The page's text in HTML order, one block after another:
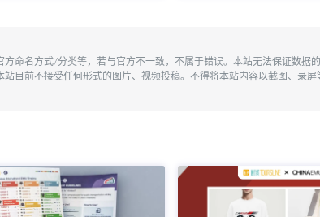
命名方式/分类等，若与官方不一致，不属于错误。本站无法保证数
目前不接受任何形式的图片、视频投稿。不得将本站内容以截图、录